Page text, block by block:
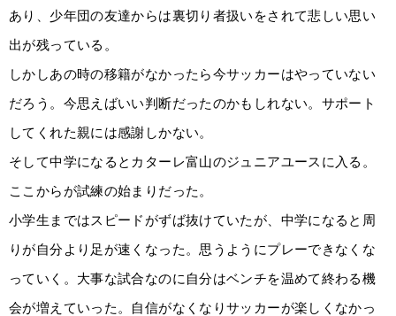
あり、少年団の友達からは裏切り者扱いをされて悲しい思い
出が残っている。
しかしあの時の移籍がなかったら今サッカーはやっていない
だろう。今思えばいい判断だったのかもしれない。サポート
してくれた親には感謝しかない。
そして中学になるとカターレ富山のジュニアユースに入る。
ここからが試練の始まりだった。
小学生まではスピードがずば抜けていたが、中学になると周
りが自分より足が速くなった。思うようにプレーできなくな
っていく。大事な試合なのに自分はベンチを温めて終わる機
会が増えていった。自信がなくなりサッカーが楽しくなかっ